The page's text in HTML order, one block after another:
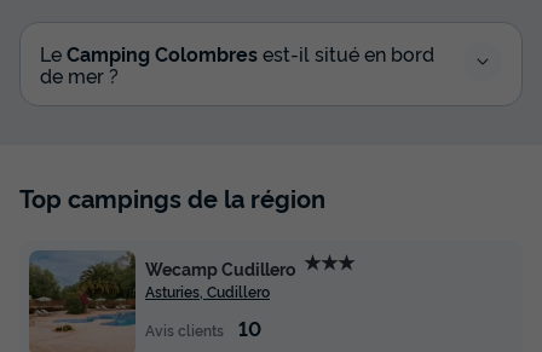
LeCamping Colombresest-il situé en bord
de mer ?
Top campings de la région
Wecamp Cudillero ★★★
Asturies, Cudillero
Avis clients
10